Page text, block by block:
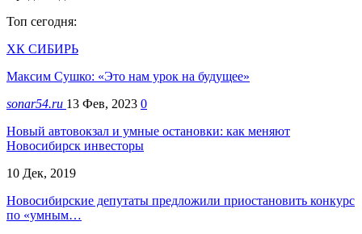
Топ сегодня:
ХК СИБИРЬ
Максим Сушко: «Это нам урок на будущее»
sonar54.ru 13 Фев, 2023 0
Новый автовокзал и умные остановки: как меняют
Новосибирск инвесторы
10 Дек, 2019
Новосибирские депутаты предложили приостановить конкурс
по «умным…